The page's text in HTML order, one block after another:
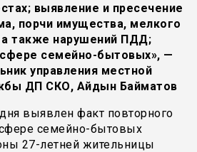
выявление и пресечение
порчи имущества, мелкого
а также нарушений ПДД;
семейно-бытовых», —
управления местной
ДП СКО, Айдын Байматов
выявлен факт повторного
семейно-бытовых
27-летней жительницы